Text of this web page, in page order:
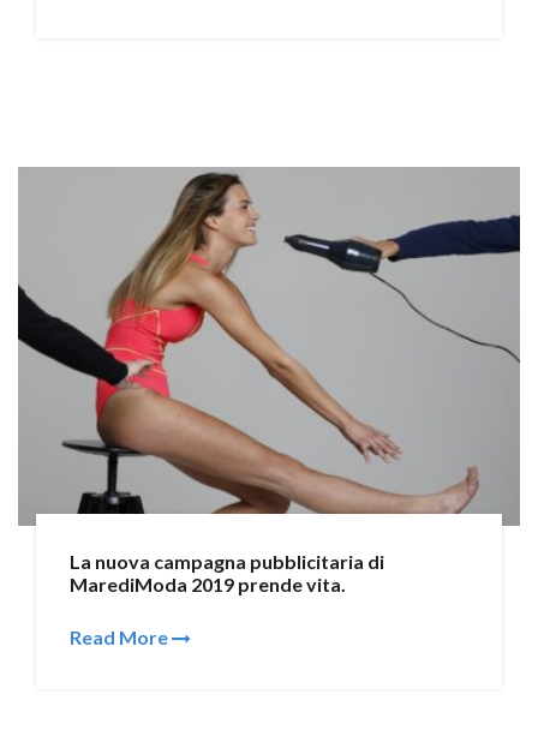
La nuova campagna pubblicitaria di
MarediModa 2019 prende vita.
Read More